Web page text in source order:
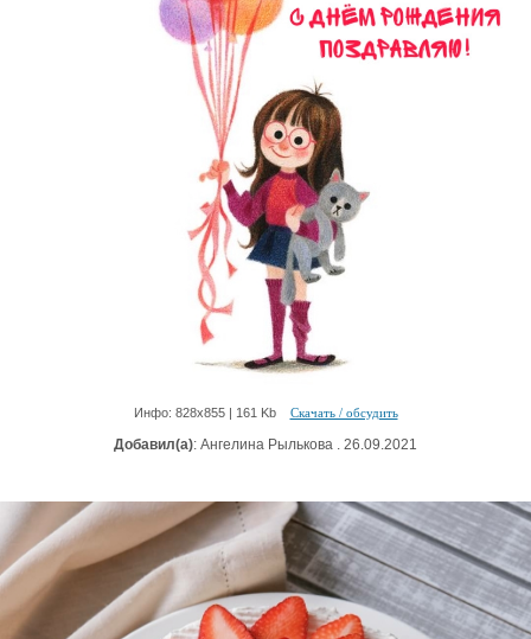
Инфо: 828х855 | 161 Kb Скачать / обсудить
Добавил(а): Ангелина Рылькова . 26.09.2021